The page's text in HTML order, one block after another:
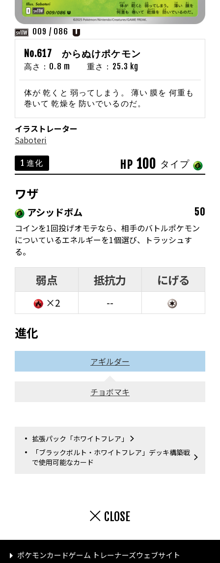
009 / 086
No.617 からぬけポケモン
高さ：0.8 m 重さ：25.3 kg
体が 乾くと 弱ってしまう。 薄い 膜を 何重も
巻いて 乾燥を 防いでいるのだ。
イラストレーター
Saboteri
1 進化 HP 100 タイプ
ワザ
アシッドボム
50
コインを1回投げオモテなら、相手のバトルポケモン
についているエネルギーを1個選び、トラッシュす
る。
弱点 抵抗力 にげる
×2 --
進化
アギルダー
チョボマキ
拡張パック「ホワイトフレア」
「ブラックボルト・ホワイトフレア」デッキ構築戦
で使用可能なカード
CLOSE
ポケモンカードゲーム トレーナーズウェブサイト